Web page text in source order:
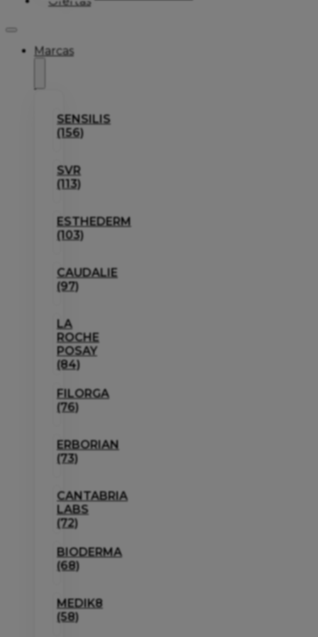
Marcas
SENSILIS
(156)
SVR
(113)
ESTHEDERM
(103)
CAUDALIE
(97)
LA
ROCHE
POSAY
(84)
FILORGA
(76)
ERBORIAN
(73)
CANTABRIA
LABS
(72)
BIODERMA
(68)
MEDIK8
(58)